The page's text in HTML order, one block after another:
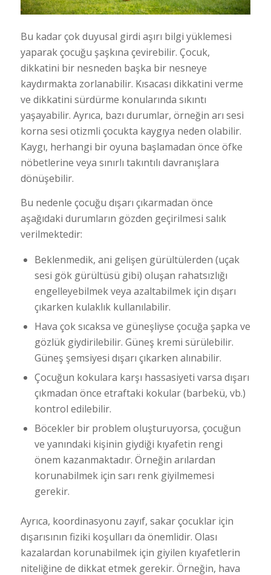
Bu kadar çok duyusal girdi aşırı bilgi yüklemesi
yaparak çocuğu şaşkına çevirebilir. Çocuk,
dikkatini bir nesneden başka bir nesneye
kaydırmakta zorlanabilir. Kısacası dikkatini verme
ve dikkatini sürdürme konularında sıkıntı
yaşayabilir. Ayrıca, bazı durumlar, örneğin arı sesi
korna sesi otizmli çocukta kaygıya neden olabilir.
Kaygı, herhangi bir oyuna başlamadan önce öfke
nöbetlerine veya sınırlı takıntılı davranışlara
dönüşebilir.
Bu nedenle çocuğu dışarı çıkarmadan önce
aşağıdaki durumların gözden geçirilmesi salık
verilmektedir:
Beklenmedik, ani gelişen gürültülerden (uçak
sesi gök gürültüsü gibi) oluşan rahatsızlığı
engelleyebilmek veya azaltabilmek için dışarı
çıkarken kulaklık kullanılabilir.
Hava çok sıcaksa ve güneşliyse çocuğa şapka ve
gözlük giydirilebilir. Güneş kremi sürülebilir.
Güneş şemsiyesi dışarı çıkarken alınabilir.
Çocuğun kokulara karşı hassasiyeti varsa dışarı
çıkmadan önce etraftaki kokular (barbekü, vb.)
kontrol edilebilir.
Böcekler bir problem oluşturuyorsa, çocuğun
ve yanındaki kişinin giydiği kıyafetin rengi
önem kazanmaktadır. Örneğin arılardan
korunabilmek için sarı renk giyilmemesi
gerekir.
Ayrıca, koordinasyonu zayıf, sakar çocuklar için
dışarısının fiziki koşulları da önemlidir. Olası
kazalardan korunabilmek için giyilen kıyafetlerin
niteliğine de dikkat etmek gerekir. Örneğin, hava